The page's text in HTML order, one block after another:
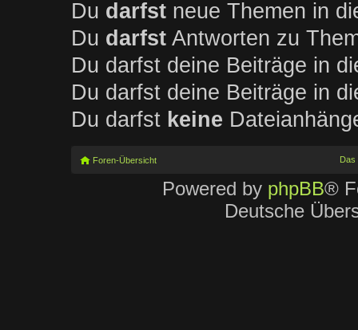
Du darfstneue Themen in
Du darfstAntworten zu
Du darfst deine Beiträge in
Du darfst deine Beiträge in
Du darfst keine
Foren-Übersicht Das
Powered by phpBB®
Deutsche